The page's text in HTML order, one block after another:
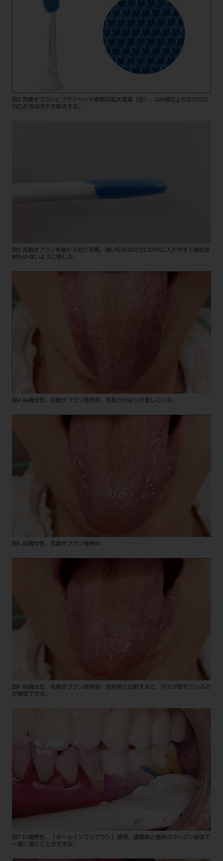
図2 舌磨きブラシとブラシヘッド表面の拡大写真（右）。200個以上のミクロの
凹凸が舌の汚れを除去する。
図3 舌磨きブラシを横から見た写真。薄い形状なので口の中に入れやすく嘔吐反
射も少ないように感じる。
図4 86歳女性。舌磨きブラシ使用前。舌苔がかなり付着している。
図5 86歳女性。舌磨きブラシ使用中。
図6 86歳女性。舌磨きブラシ使用後。使用前と比較すると、汚れが取れているの
が確認できる。
図7 51歳男性。「オールインワンブラシ」使用。歯頸部と歯肉のマージン部まで
一度に磨くことができる。